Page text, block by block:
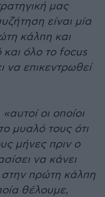
μας
είναι μία
κάλπη και
και όλο το focus
να επικεντρωθεί
«αυτοί οι οποίοι
μυαλό τους ότι
μήνες πριν ο
να κάνει
στην πρώτη κάλπη
θέλουμε,